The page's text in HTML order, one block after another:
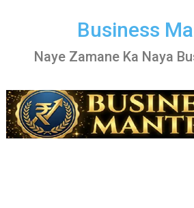
Business
Naye Zamane Ka Naya